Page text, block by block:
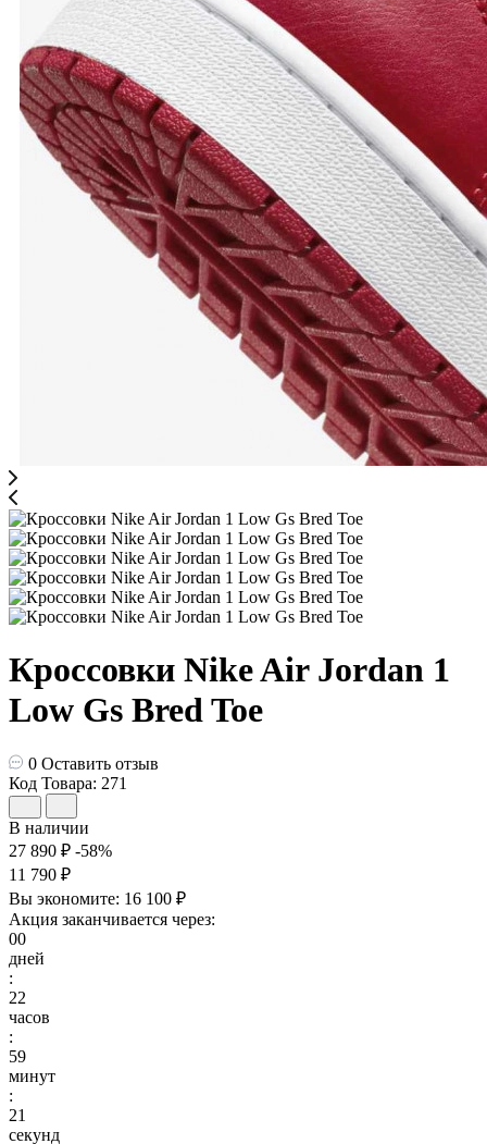
Кроссовки Nike Air Jordan 1
Low Gs Bred Toe
0 Оставить отзыв
Код Товара: 271
В наличии
27 890 ₽ -58%
11 790 ₽
Вы экономите: 16 100 ₽
Акция заканчивается через:
00
дней
:
22
часов
:
59
минут
:
20
секунд